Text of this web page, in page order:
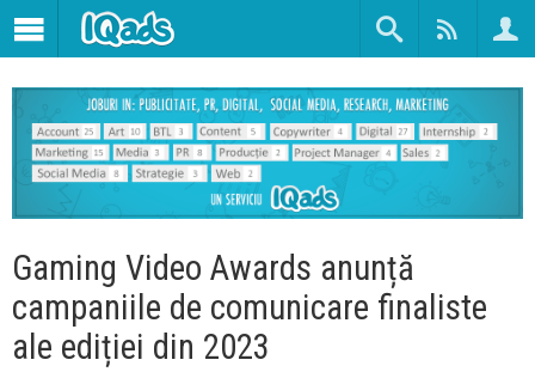
Gaming Video Awards anunță
campaniile de comunicare finaliste
ale ediției din 2023